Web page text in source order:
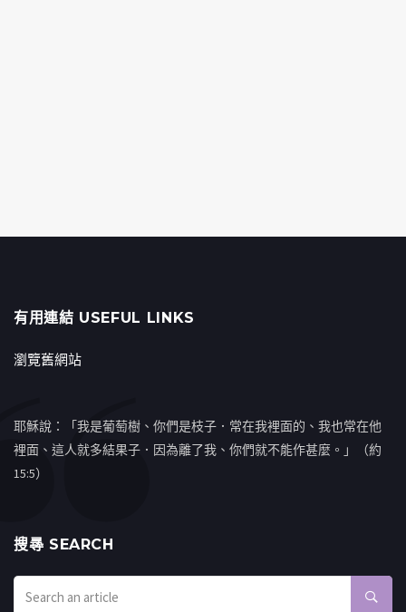
有用連結 USEFUL LINKS
瀏覽舊網站
耶穌說：「我是葡萄樹、你們是枝子．常在我裡面的、我也常在他
裡面、這人就多結果子．因為離了我、你們就不能作甚麼。」（約
15:5）
搜㝷 SEARCH